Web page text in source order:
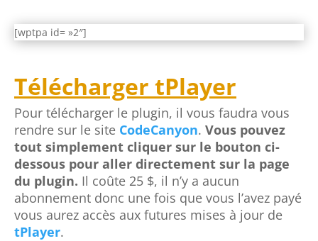
[wptpa id= »2″]
Télécharger tPlayer
Pour télécharger le plugin, il vous faudra vous
rendre sur le site CodeCanyon. Vous pouvez
tout simplement cliquer sur le bouton ci-
dessous pour aller directement sur la page
du plugin. Il coûte 25 $, il n’y a aucun
abonnement donc une fois que vous l’avez payé
vous aurez accès aux futures mises à jour de
tPlayer.